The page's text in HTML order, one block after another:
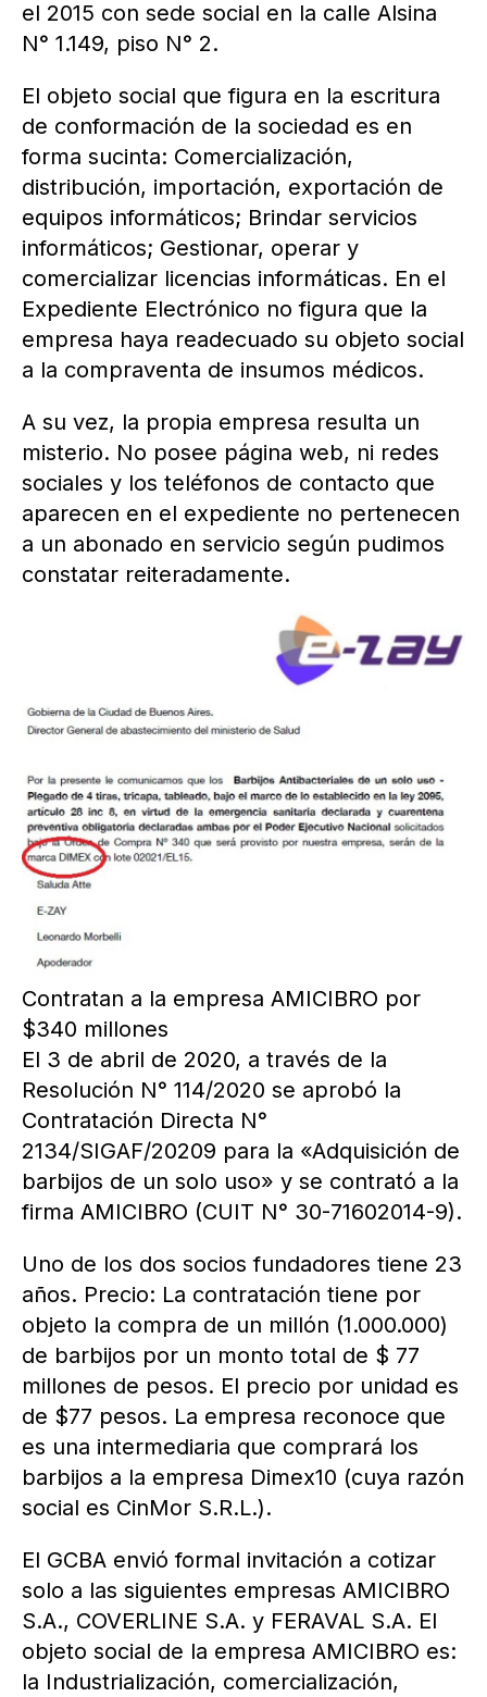
el 2015 con sede social en la calle Alsina
N° 1.149, piso N° 2.
El objeto social que figura en la escritura
de conformación de la sociedad es en
forma sucinta: Comercialización,
distribución, importación, exportación de
equipos informáticos; Brindar servicios
informáticos; Gestionar, operar y
comercializar licencias informáticas. En el
Expediente Electrónico no figura que la
empresa haya readecuado su objeto social
a la compraventa de insumos médicos.
A su vez, la propia empresa resulta un
misterio. No posee página web, ni redes
sociales y los teléfonos de contacto que
aparecen en el expediente no pertenecen
a un abonado en servicio según pudimos
constatar reiteradamente.
Contratan a la empresa AMICIBRO por
$340 millones
El 3 de abril de 2020, a través de la
Resolución N° 114/2020 se aprobó la
Contratación Directa N°
2134/SIGAF/20209 para la «Adquisición de
barbijos de un solo uso» y se contrató a la
firma AMICIBRO (CUIT N° 30-71602014-9).
Uno de los dos socios fundadores tiene 23
años. Precio: La contratación tiene por
objeto la compra de un millón (1.000.000)
de barbijos por un monto total de $ 77
millones de pesos. El precio por unidad es
de $77 pesos. La empresa reconoce que
es una intermediaria que comprará los
barbijos a la empresa Dimex10 (cuya razón
social es CinMor S.R.L.).
El GCBA envió formal invitación a cotizar
solo a las siguientes empresas AMICIBRO
S.A., COVERLINE S.A. y FERAVAL S.A. El
objeto social de la empresa AMICIBRO es:
la Industrialización, comercialización,